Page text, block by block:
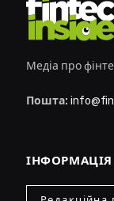
Медіа про
Пошта:
ІНФОРМАЦІЯ